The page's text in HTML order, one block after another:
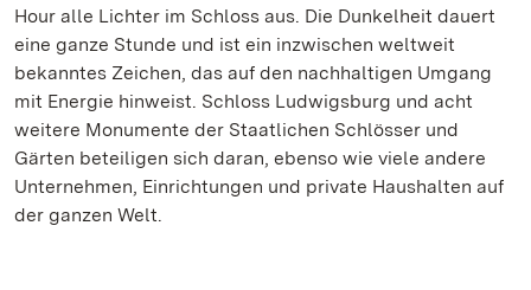
Hour alle Lichter im Schloss aus. Die Dunkelheit dauert
eine ganze Stunde und ist ein inzwischen weltweit
bekanntes Zeichen, das auf den nachhaltigen Umgang
mit Energie hinweist. Schloss Ludwigsburg und acht
weitere Monumente der Staatlichen Schlösser und
Gärten beteiligen sich daran, ebenso wie viele andere
Unternehmen, Einrichtungen und private Haushalten auf
der ganzen Welt.